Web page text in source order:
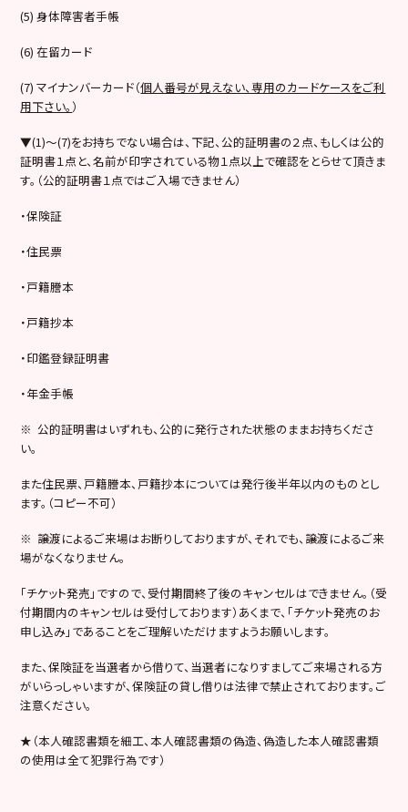
(5) 身体障害者手帳
(6) 在留カード
(7) マイナンバーカード（個人番号が見えない、専用のカードケースをご利
用下さい。 ）
▼(1)～(7)をお持ちでない場合は、下記、公的証明書の２点、もしくは公的
証明書１点と、名前が印字されている物１点以上で確認をとらせて頂きま
す。（公的証明書１点ではご入場できません）
・保険証
・住民票
・戸籍謄本
・戸籍抄本
・印鑑登録証明書
・年金手帳
※ 公的証明書はいずれも、公的に発行された状態のままお持ちくださ
い。
また住民票、戸籍謄本、戸籍抄本については発行後半年以内のものとし
ます。（コピー不可）
※ 譲渡によるご来場はお断りしておりますが、それでも、譲渡によるご来
場がなくなりません。
「チケット発売」ですので、受付期間終了後のキャンセルはできません。（受
付期間内のキャンセルは受付しております）あくまで、「チケット発売のお
申し込み」であることをご理解いただけますようお願いします。
また、保険証を当選者から借りて、当選者になりすましてご来場される方
がいらっしゃいますが、保険証の貸し借りは法律で禁止されております。ご
注意ください。
★（本人確認書類を細工、本人確認書類の偽造、偽造した本人確認書類
の使用は全て犯罪行為です）